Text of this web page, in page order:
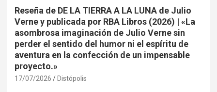
Reseña de DE LA TIERRA A LA LUNA de Julio
Verne y publicada por RBA Libros (2026) | «La
asombrosa imaginación de Julio Verne sin
perder el sentido del humor ni el espíritu de
aventura en la confección de un impensable
proyecto.»
17/07/2026 Distópolis